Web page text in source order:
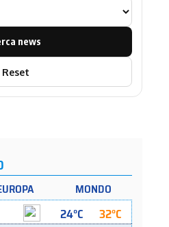
news
Reset